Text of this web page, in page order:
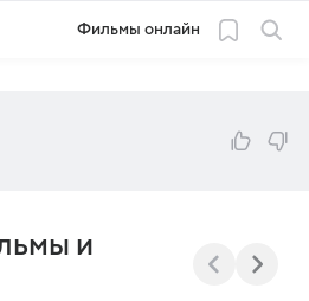
Фильмы онлайн
и